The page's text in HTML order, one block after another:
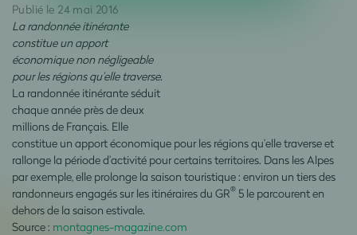
Publié le 24 mai 2016
La randonnée itinérante
constitue un apport
économique non négligeable
pour les régions qu’elle traverse.
La randonnée itinérante séduit
chaque année près de deux
millions de Français. Elle
constitue un apport économique pour les régions qu’elle traverse et
rallonge la période d’activité pour certains territoires. Dans les Alpes
par exemple, elle prolonge la saison touristique : environ un tiers des
randonneurs engagés sur les itinéraires du GR® 5 le parcourent en
dehors de la saison estivale.
Source : montagnes-magazine.com